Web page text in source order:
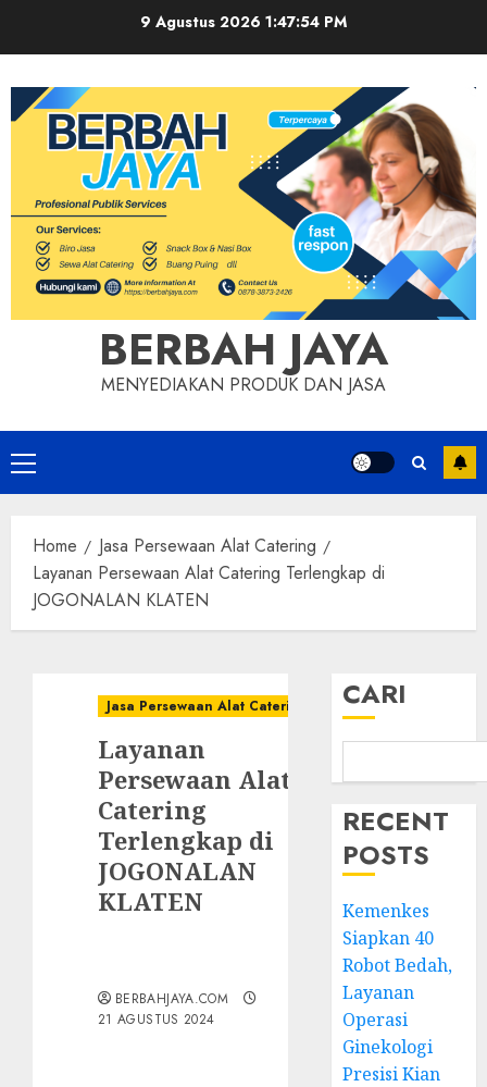
9 Agustus 2026 1:47:55 PM
BERBAH JAYA
MENYEDIAKAN PRODUK DAN JASA
Primary
Menu
Home
Jasa Persewaan Alat Catering
Layanan Persewaan Alat Catering Terlengkap di
JOGONALAN KLATEN
Jasa Persewaan Alat Catering
Layanan
Persewaan Alat
Catering
Terlengkap di
JOGONALAN
KLATEN
BERBAHJAYA.COM
21 AGUSTUS 2024
CARI
RECENT
POSTS
Kemenkes
Siapkan 40
Robot Bedah,
Layanan
Operasi
Ginekologi
Presisi Kian